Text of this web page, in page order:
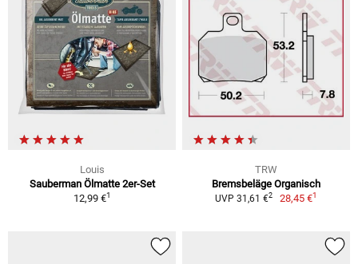
Louis
Sauberman Ölmatte 2er-Set
12,99 €1
TRW
Bremsbeläge Organisch
UVP 31,61 €2 28,45 €1